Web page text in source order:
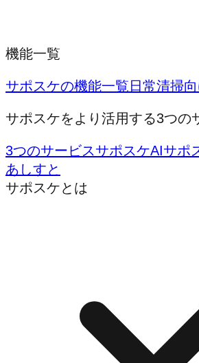
機能一覧
サポスケの機能一覧 日常清掃
サポスケをより活用する3つの
3つのサービスサポスケAIサポ
あしすと
サポスケとは